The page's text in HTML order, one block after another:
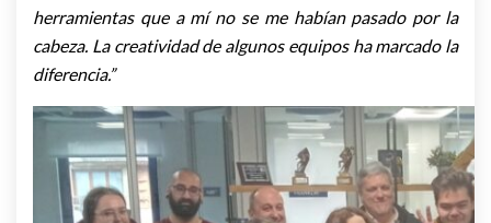
herramientas que a mí no se me habían pasado por la
cabeza. La creatividad de algunos equipos ha marcado la
diferencia.”